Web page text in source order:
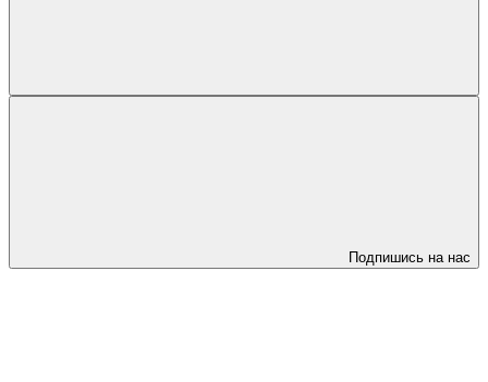
Подпишись на нас